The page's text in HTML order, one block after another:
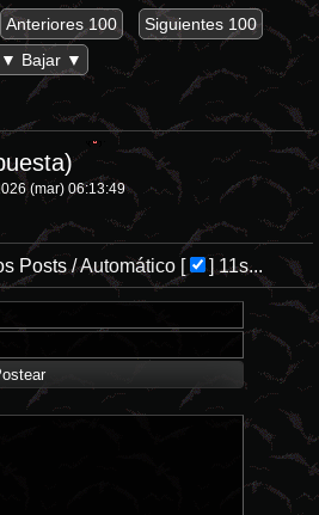
Anteriores 100
Siguientes 100
▼ Bajar ▼
(mar) 06:13:49
Posts/Automático[ ] 11s...